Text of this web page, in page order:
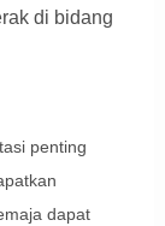
di bidang
penting
dapat